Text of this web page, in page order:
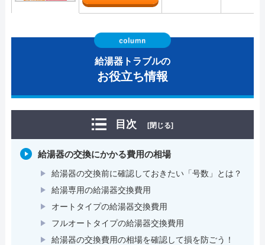
給湯器トラブルの
お役立ち情報
目次 [閉じる]
給湯器の交換にかかる費用の相場
給湯器の交換前に確認しておきたい「号数」とは？
給湯専用の給湯器交換費用
オートタイプの給湯器交換費用
フルオートタイプの給湯器交換費用
給湯器の交換費用の相場を確認して損を防ごう！